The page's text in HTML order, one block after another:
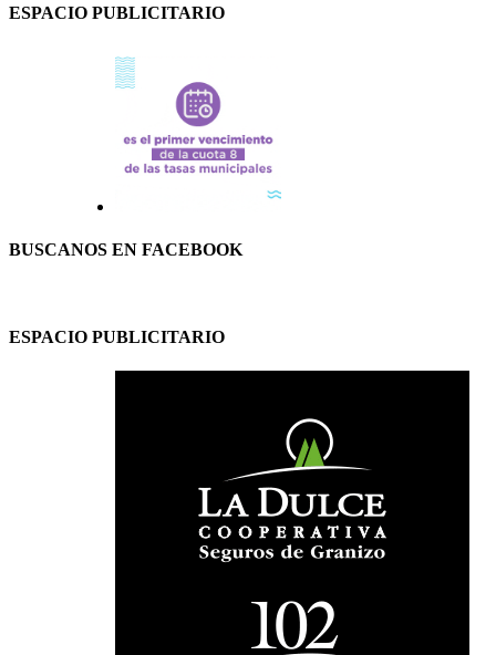
ESPACIO PUBLICITARIO
BUSCANOS EN FACEBOOK
ESPACIO PUBLICITARIO